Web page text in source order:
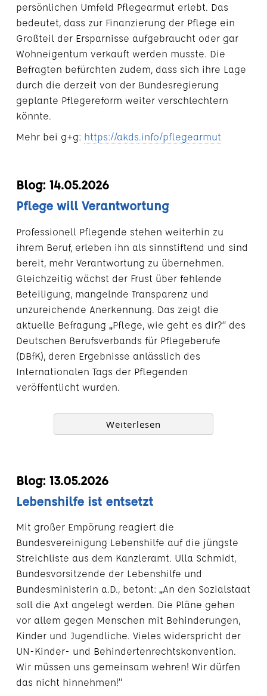
persönlichen Umfeld Pflegearmut erlebt. Das
bedeutet, dass zur Finanzierung der Pflege ein
Großteil der Ersparnisse aufgebraucht oder gar
Wohneigentum verkauft werden musste. Die
Befragten befürchten zudem, dass sich ihre Lage
durch die derzeit von der Bundesregierung
geplante Pflegereform weiter verschlechtern
könnte.
Mehr bei g+g: https://akds.info/pflegearmut
Blog: 14.05.2026
Pflege will Verantwortung
Professionell Pflegende stehen weiterhin zu
ihrem Beruf, erleben ihn als sinnstiftend und sind
bereit, mehr Verantwortung zu übernehmen.
Gleichzeitig wächst der Frust über fehlende
Beteiligung, mangelnde Transparenz und
unzureichende Anerkennung. Das zeigt die
aktuelle Befragung „Pflege, wie geht es dir?“ des
Deutschen Berufsverbands für Pflegeberufe
(DBfK), deren Ergebnisse anlässlich des
Internationalen Tags der Pflegenden
veröffentlicht wurden.
Weiterlesen
Blog: 13.05.2026
Lebenshilfe ist entsetzt
Mit großer Empörung reagiert die
Bundesvereinigung Lebenshilfe auf die jüngste
Streichliste aus dem Kanzleramt. Ulla Schmidt,
Bundesvorsitzende der Lebenshilfe und
Bundesministerin a.D., betont: „An den Sozialstaat
soll die Axt angelegt werden. Die Pläne gehen
vor allem gegen Menschen mit Behinderungen,
Kinder und Jugendliche. Vieles widerspricht der
UN-Kinder- und Behindertenrechtskonvention.
Wir müssen uns gemeinsam wehren! Wir dürfen
das nicht hinnehmen!“